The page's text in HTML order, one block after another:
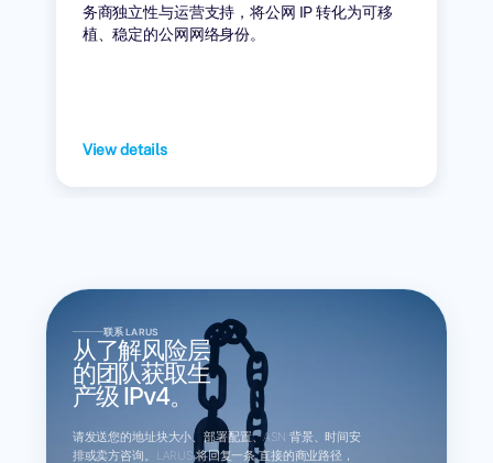
务商独立性与运营支持，将公网 IP 转化为可移
植、稳定的公网网络身份。
View details
联系 LARUS
从了解风险层
的团队获取生
产级 IPv4。
请发送您的地址块大小、部署配置、ASN 背景、时间安
排或卖方咨询。LARUS 将回复一条 直接的商业路径，